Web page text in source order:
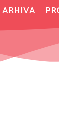
ARHIVA